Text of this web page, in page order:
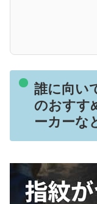
誰に向い
のおすす
ーカーな